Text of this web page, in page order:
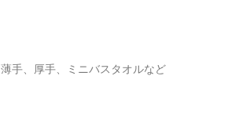
薄手、厚手、ミニバスタオルなど